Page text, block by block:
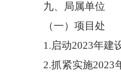
九、局属单位
（一） 项目处
1.启动2023年建
2.抓紧实施2023